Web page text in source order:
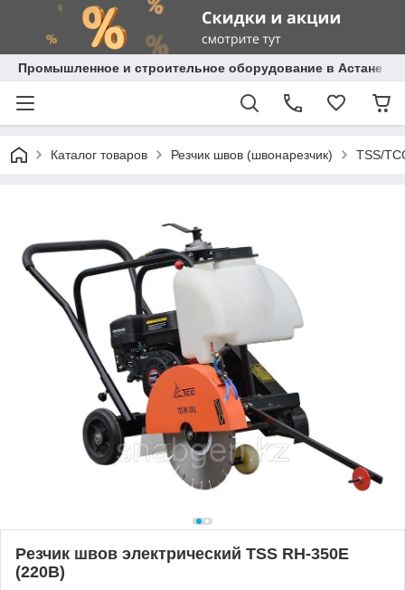
Промышленное и строительное оборудование в Астане с
Каталог товаров Резчик швов (швонарезчик) TSS/
Резчик швов электрический TSS RH-350E
(220В)